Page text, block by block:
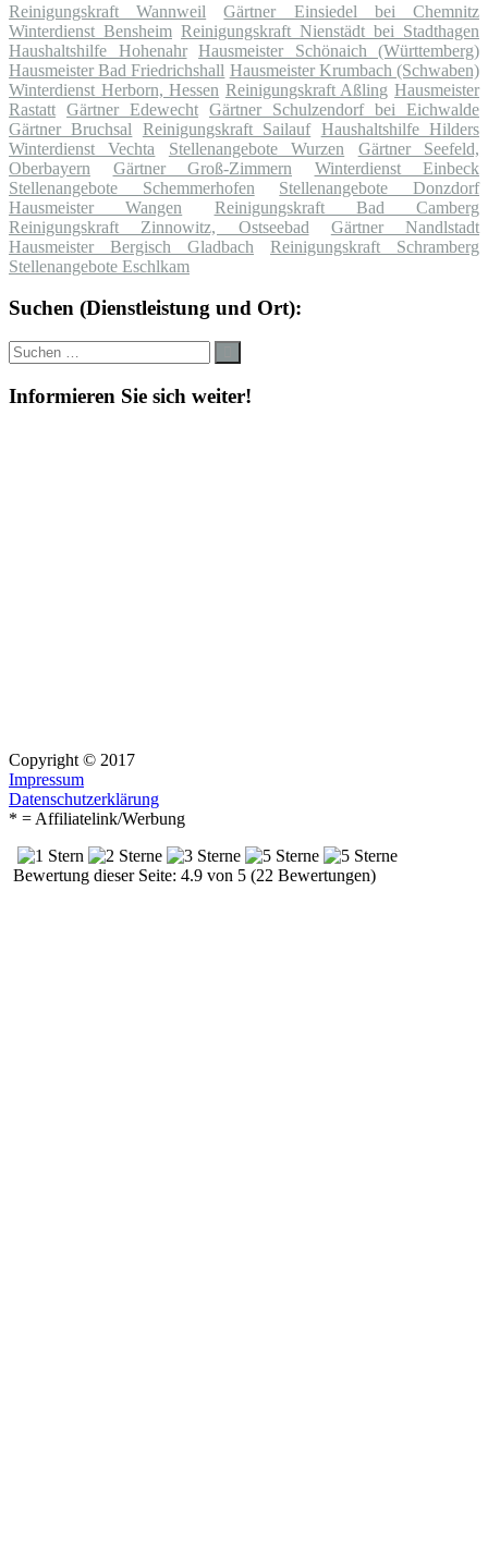
Reinigungskraft Wannweil
Gärtner Einsiedel bei Chemnitz
Winterdienst Bensheim Reinigungskraft Nienstädt bei Stadthagen
Haushaltshilfe Hohenahr
Hausmeister Schönaich (Württemberg)
Hausmeister Bad Friedrichshall Hausmeister Krumbach (Schwaben)
Winterdienst Herborn, Hessen Reinigungskraft Aßling Hausmeister
Rastatt Gärtner Edewecht Gärtner Schulzendorf bei Eichwalde
Gärtner Bruchsal
Reinigungskraft Sailauf Haushaltshilfe Hilders
Winterdienst Vechta
Stellenangebote Wurzen
Gärtner Seefeld,
Oberbayern
Gärtner Groß-Zimmern
Winterdienst Einbeck
Stellenangebote Schemmerhofen
Stellenangebote Donzdorf
Hausmeister Wangen
Reinigungskraft Bad Camberg
Reinigungskraft Zinnowitz, Ostseebad
Gärtner Nandlstadt
Hausmeister Bergisch Gladbach
Reinigungskraft Schramberg
Stellenangebote Eschlkam
Suchen (Dienstleistung und Ort):
Suche
nach:
Informieren Sie sich weiter!
Copyright © 2017
Impressum
Datenschutzerklärung
* = Affiliatelink/Werbung
Bewertung dieser Seite: 4.9 von 5 (22 Bewertungen)